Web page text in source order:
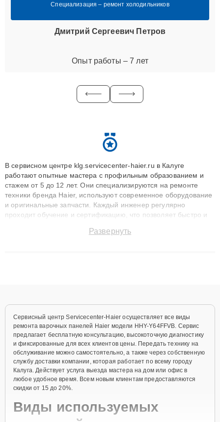
Специализация – ремонт холодильников
Дмитрий Сергеевич Петров
Опыт работы – 7 лет
В сервисном центре klg.servicecenter-haier.ru в Калуге
работают опытные мастера с профильным образованием и
стажем от 5 до 12 лет. Они специализируются на ремонте
техники бренда Haier, используют современное оборудование
и оригинальные запчасти. Каждый инженер регулярно
проходит обучение и сертификацию, что позволяет быстро и
сохранением гарантии до 3 лет. Наши мастера решают
Развернуть
Сервисный центр Servicecenter-Haier осуществляет все виды
ремонта варочных панелей Haier модели HHY-Y64FFVB. Сервис
предлагает бесплатную консультацию, высокоточную диагностику
и фиксированные для всех клиентов цены. Передать технику на
обслуживание можно самостоятельно, а также через собственную
службу доставки компании, которая работает по всему городу
Калуга. Действует услуга выезда мастера на дом или офис в
любое удобное время. Всем новым клиентам предоставляются
скидки от 15 до 20%.
Виды используемых